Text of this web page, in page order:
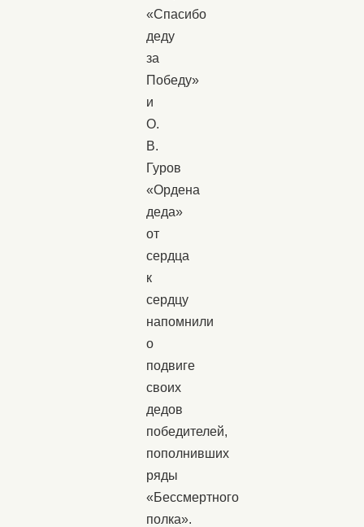
«Спасибо
деду
за
Победу»
и
О.
В.
Гуров
«Ордена
деда»
от
сердца
к
сердцу
напомнили
о
подвиге
своих
дедов
победителей,
пополнивших
ряды
«Бессмертного
полка».